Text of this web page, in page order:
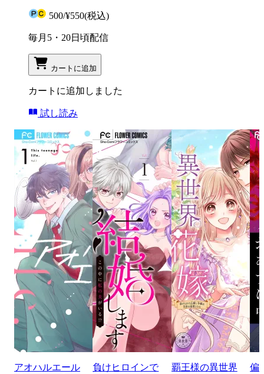
500/¥550(税込)
毎月5・20日頃配信
カートに追加
カートに追加しました
試し読み
アオハルエール
負けヒロインで
覇王様の異世界
偏